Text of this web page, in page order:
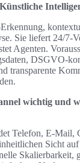
Sie liefert 24/7-
Agenten.
DSGVO-
transparente
wichtig und
Telefon, E‑Mail,
Sicht
Skalierbarkeit,